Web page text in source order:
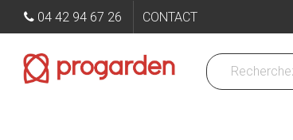
04 42 94 67 26 CONTACT